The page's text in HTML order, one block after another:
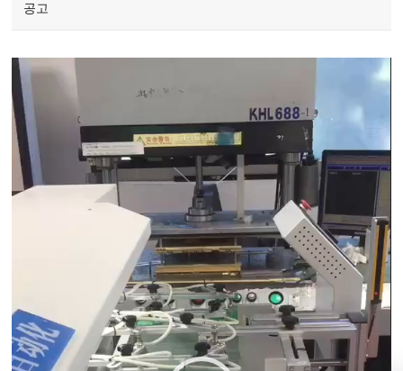
공고
Video
Player